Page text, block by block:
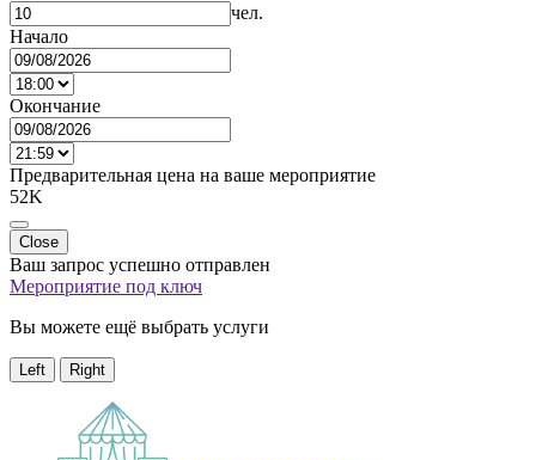
чел.
Начало
Окончание
Предварительная цена на ваше мероприятие
52K
Close
Ваш запрос успешно отправлен
Мероприятие под ключ
Вы можете ещё выбрать услуги
Left Right